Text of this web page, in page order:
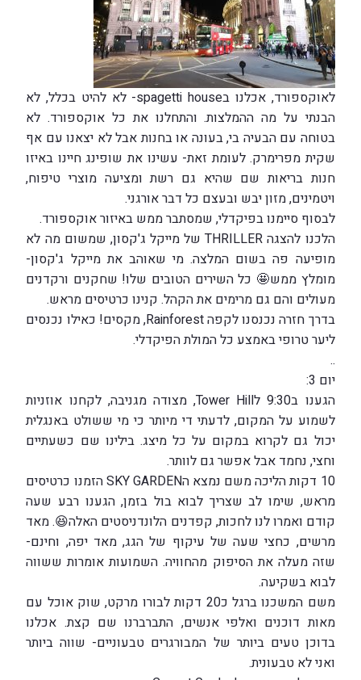
לאוקספורד, אכלנו בspagetti house- לא להיט בכלל, לא
הבנתי על מה ההמלצות. והתחלנו את כל אוקספורד. לא
בטוחה עם הבעיה בי, בעונה או בחנות אבל לא יצאנו עם אף
שקית מפרימרק. לעומת זאת- עשינו את שופינג חיינו באיזו
חנות בריאות שם שהיא גם רשת ומציעה מוצרי טיפוח,
ויטמינים, מזון יבש ובעצם כל דבר אורגני.
לבסוף סיימנו בפיקדלי, שמסתבר ממש באיזור אוקספורד.
הלכנו להצגה THRILLER של מייקל ג'קסון, שמשום מה לא
מופיעה פה בשום המלצה. מי שאוהב את מייקל ג'קסון-
מומלץ ממש🤩 כל השירים הטובים שלו! שחקנים ורקדנים
מעולים והם גם מרימים את הקהל. קנינו כרטיסים מראש.
בדרך חזרה נכנסנו לקפה Rainforest, מקסים! כאילו נכנסים
ליער טרופי באמצע כל המולת הפיקדלי.
..
יום 3:
הגענו ב9:30 לTower Hill, מצודה מגניבה, לקחנו אוזניות
לשמוע על המקום, לדעתי די מיותר כי מי ששולט באנגלית
יכול גם לקרוא במקום על כל מיצג. בילינו שם כשעתיים
וחצי, נחמד אבל אפשר גם לוותר.
10 דקות הליכה משם נמצא הSKY GARDEN הזמנו כרטיסים
מראש, שימו לב שצריך לבוא בול בזמן, הגענו רבע שעה
קודם ואמרו לנו לחכות, קפדנים הלונדניסטים האלה😆. מאד
מרשים, כחצי שעה של עיקוף של הגג, מאד יפה, וחינם-
שזה מעלה את הסיפוק מהחוויה. השמועות אומרות ששווה
לבוא בשקיעה.
משם המשכנו ברגל כ20 דקות לבורו מרקט, שוק אוכל עם
מאות דוכנים ואלפי אנשים, התברברנו שם קצת. אכלנו
בדוכן טעים ביותר של המבורגרים טבעוניים- שווה ביותר
ואני לא טבעונית.